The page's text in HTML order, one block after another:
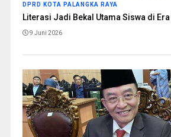
DPRD KOTA PALANGKA RAYA
Literasi Jadi Bekal Utama Siswa di
9 Juni 2026